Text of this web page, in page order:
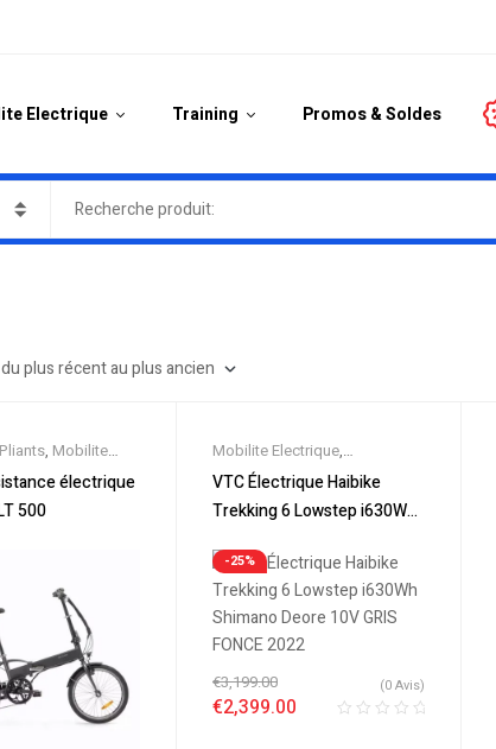
Electrique Training Promos & Soldes
, Mobilite
Nouveautes,
électrique
500
Mobilite Electrique,
Nouveautes,Promos &
Soldes,Vélo électrique ville,
Electrique
VTC Électrique Haibike
Trekking 6 Lowstep i630Wh
FONCE 2022
-25%
€3,199.00
€2,399.00
(0 Avis)